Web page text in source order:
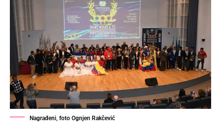
Nagrađeni, foto Ognjen Rakčević